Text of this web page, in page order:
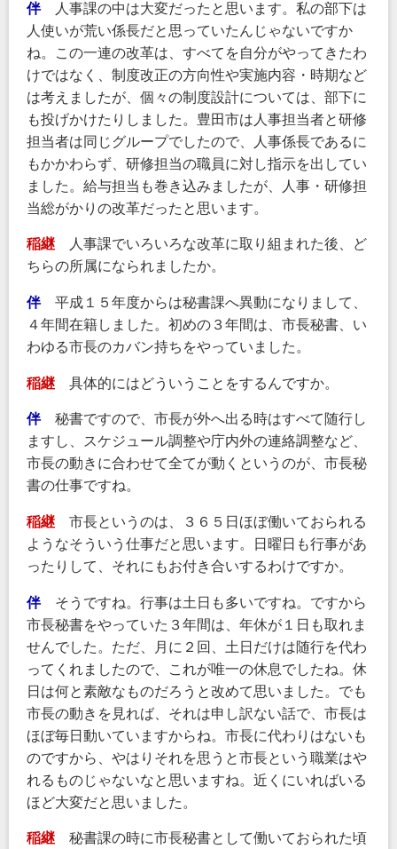
伴 人事課の中は大変だったと思います。私の部下は
人使いが荒い係長だと思っていたんじゃないですか
ね。この一連の改革は、すべてを自分がやってきたわ
けではなく、制度改正の方向性や実施内容・時期など
は考えましたが、個々の制度設計については、部下に
も投げかけたりしました。豊田市は人事担当者と研修
担当者は同じグループでしたので、人事係長であるに
もかかわらず、研修担当の職員に対し指示を出してい
ました。給与担当も巻き込みましたが、人事・研修担
当総がかりの改革だったと思います。
稲継 人事課でいろいろな改革に取り組まれた後、ど
ちらの所属になられましたか。
伴 平成１５年度からは秘書課へ異動になりまして、
４年間在籍しました。初めの３年間は、市長秘書、い
わゆる市長のカバン持ちをやっていました。
稲継 具体的にはどういうことをするんですか。
伴 秘書ですので、市長が外へ出る時はすべて随行し
ますし、スケジュール調整や庁内外の連絡調整など、
市長の動きに合わせて全てが動くというのが、市長秘
書の仕事ですね。
稲継 市長というのは、３６５日ほぼ働いておられる
ようなそういう仕事だと思います。日曜日も行事があ
ったりして、それにもお付き合いするわけですか。
伴 そうですね。行事は土日も多いですね。ですから
市長秘書をやっていた３年間は、年休が１日も取れま
せんでした。ただ、月に２回、土日だけは随行を代わ
ってくれましたので、これが唯一の休息でしたね。休
日は何と素敵なものだろうと改めて思いました。でも
市長の動きを見れば、それは申し訳ない話で、市長は
ほぼ毎日動いていますからね。市長に代わりはないも
のですから、やはりそれを思うと市長という職業はや
れるものじゃないなと思いますね。近くにいればいる
ほど大変だと思いました。
稲継 秘書課の時に市長秘書として働いておられた頃